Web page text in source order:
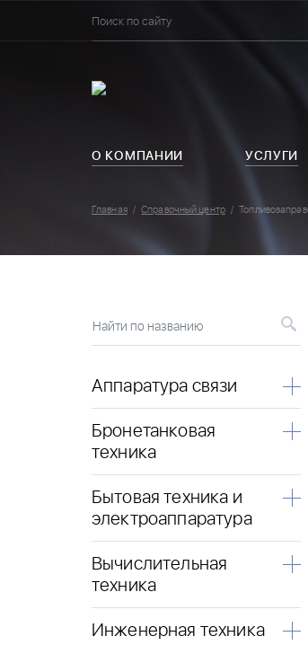
О КОМПАНИИ УСЛУГИ
Главная Справочный центр
Найти по названию
Аппаратура связи
Бронетанковая
техника
Бытовая техника и
электроаппаратура
Вычислительная
техника
Инженерная техника